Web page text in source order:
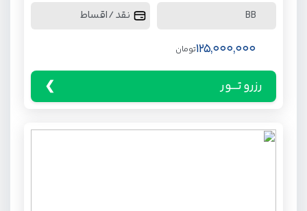
BB نقد / اقساط
125,000,000تومان
رزرو تـــور